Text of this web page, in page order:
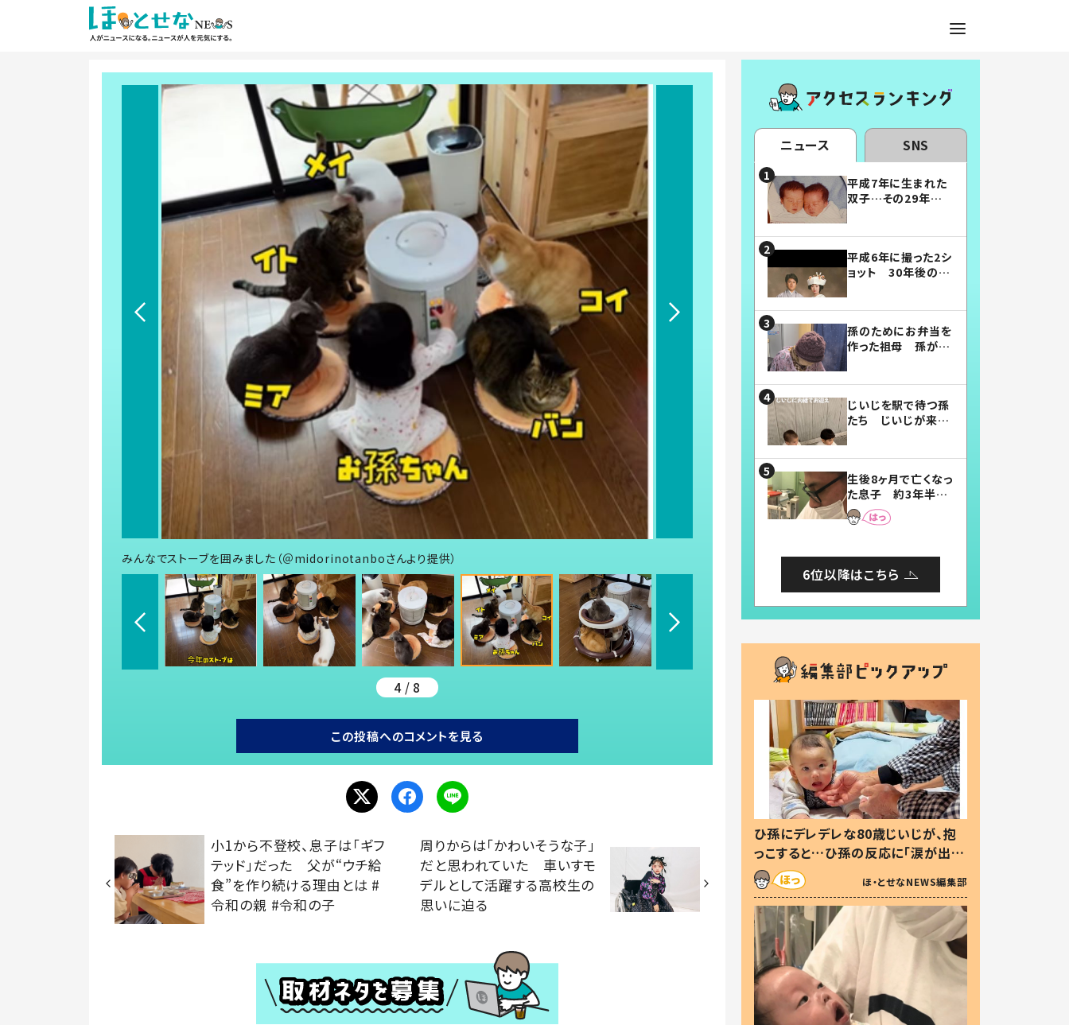
みんなでストーブを囲みました（＠midorinotanboさんより提供）
4 / 8
この投稿へのコメントを見る
小1から不登校、息子は「ギフ
テッド」だった 父が“ウチ給
食”を作り続ける理由とは #
令和の親 #令和の子
周りからは「かわいそうな子」
だと思われていた 車いすモ
デルとして活躍する高校生の
思いに迫る
ニュース SNS
平成7年に生まれた
双子…その29年後
平成6年に撮った2シ
ョット 30年後の姿
孫のためにお弁当を
作った祖母 孫が絶
じいじを駅で待つ孫
たち じいじが来た
まらない」「幸せにな
れる」
生後8ヶ月で亡くなっ
た息子 約3年半
後、当時の妻の日記
に書いてあった本音
6位以降はこちら
ひ孫にデレデレな80歳じいじが、抱
っこすると…ひ孫の反応に「涙が出ま
した」「可愛くて仕方ない」
ほ・とせなNEWS編集部